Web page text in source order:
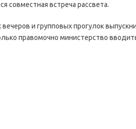
совместная встреча рассвета.
и групповых прогулок
правомочно министерство